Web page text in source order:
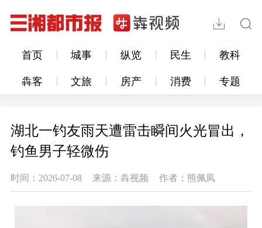
首页 城事 纵览 民生 教科
犇客 文旅 房产 消费 专题
湖北一钓友雨天遭雷击瞬间火光冒出，
钓鱼男子轻微伤
时间：2026-07-08 来源：犇视频 作者：熊佩凤